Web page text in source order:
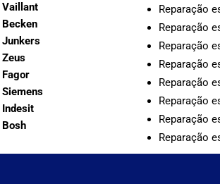
Vaillant
Becken
Junkers
Zeus
Fagor
Siemens
Indesit
Bosh
Reparação
Reparação
Reparação
Reparação
Reparação
Reparação
Reparação
Reparação